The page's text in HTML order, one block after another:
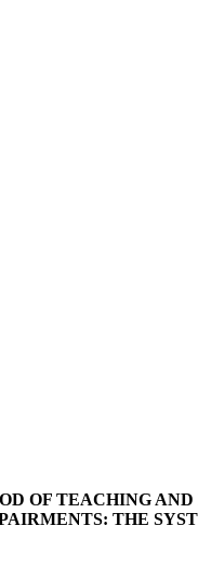
OF TEACHING
THE